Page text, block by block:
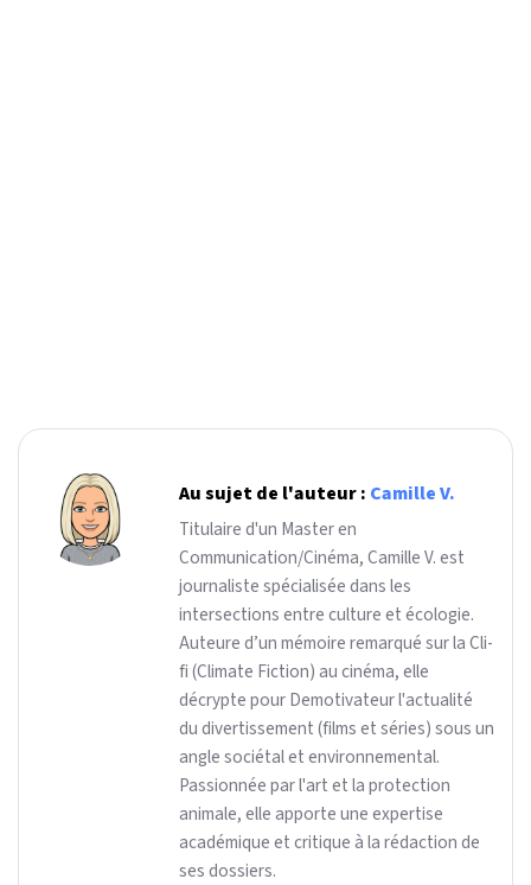
Au sujet de l'auteur : Camille V.
Titulaire d'un Master en
Communication/Cinéma, Camille V. est
journaliste spécialisée dans les
intersections entre culture et écologie.
Auteure d’un mémoire remarqué sur la Cli-
fi (Climate Fiction) au cinéma, elle
décrypte pour Demotivateur l'actualité
du divertissement (films et séries) sous un
angle sociétal et environnemental.
Passionnée par l'art et la protection
animale, elle apporte une expertise
académique et critique à la rédaction de
ses dossiers.